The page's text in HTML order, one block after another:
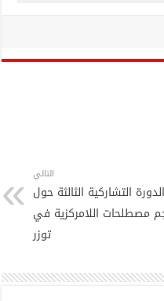
التالي
الدورة التشاركية الثالثة حول
مصطلحات اللامركزية في
توزر